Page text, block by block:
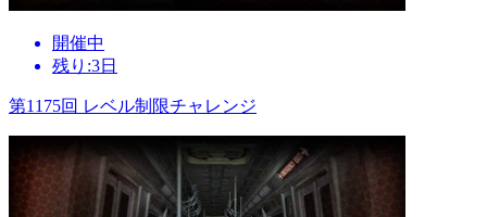
開催中
残り:3日
第1175回 レベル制限チャレンジ